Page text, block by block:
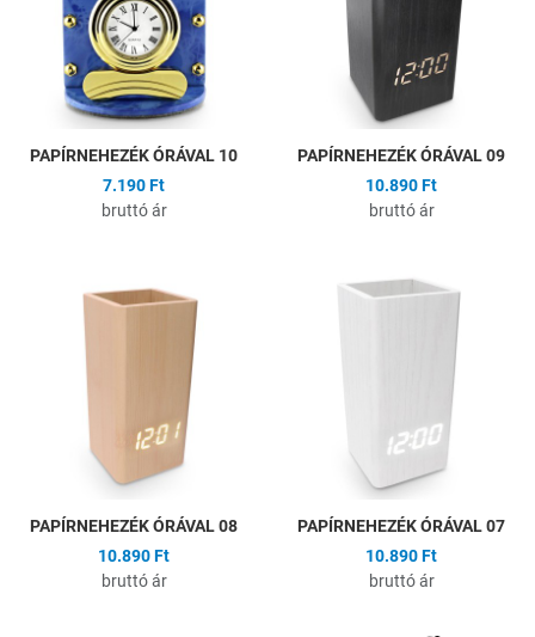
PAPÍRNEHEZÉK ÓRÁVAL 10
7.190 Ft
bruttó ár
PAPÍRNEHEZÉK ÓRÁVAL 09
10.890 Ft
bruttó ár
Hozzáadás a kívánságlistához
PAPÍRNEHEZÉK ÓRÁVAL 08
10.890 Ft
bruttó ár
PAPÍRNEHEZÉK ÓRÁVAL 07
10.890 Ft
bruttó ár